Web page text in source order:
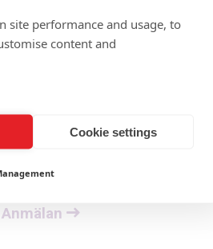
och slutar den 2 december
Anmälan
Torsdagar klockan 14:00 –
Kursen startar den 17
och slutar den 3 december
Anmälan
site performance and usage, to
content and
Cookie settings